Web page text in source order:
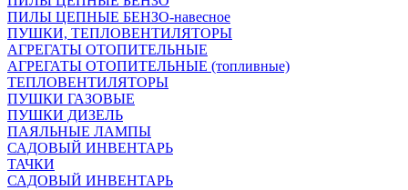
ПИЛЫ ЦЕПНЫЕ БЕНЗО-навесное
ПУШКИ, ТЕПЛОВЕНТИЛЯТОРЫ
АГРЕГАТЫ ОТОПИТЕЛЬНЫЕ
АГРЕГАТЫ ОТОПИТЕЛЬНЫЕ (топливные)
ТЕПЛОВЕНТИЛЯТОРЫ
ПУШКИ ГАЗОВЫЕ
ПУШКИ ДИЗЕЛЬ
ПАЯЛЬНЫЕ ЛАМПЫ
САДОВЫЙ ИНВЕНТАРЬ
ТАЧКИ
САДОВЫЙ ИНВЕНТАРЬ